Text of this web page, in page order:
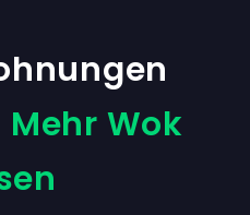
Mehr Wok